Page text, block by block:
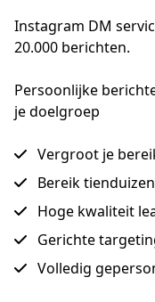
Instagram DM
20.000 berichten.
Persoonlijke
je doelgroep
Vergroot je
Bereik
Hoge kwaliteit
Gerichte
Volledig